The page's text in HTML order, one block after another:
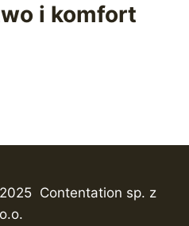
i komfort
Contentation sp. z
o.o.